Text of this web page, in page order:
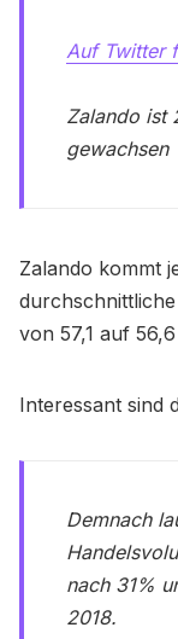
Auf Twitter
Zalando ist
gewachsen
Zalando kommt
von 57,1 auf
Interessant sind
Demnach
nach 31%
2018.